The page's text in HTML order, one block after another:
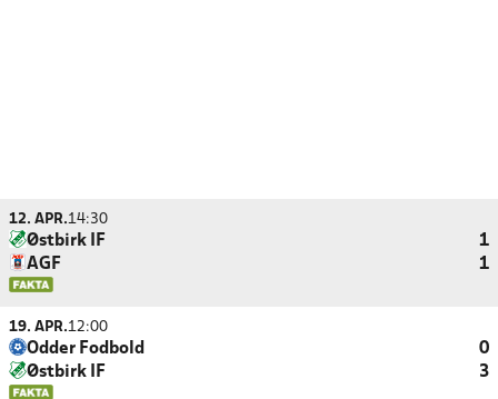
12. APR.14:30
Østbirk IF
1
AGF
1
19. APR.12:00
Odder Fodbold
0
Østbirk IF
3